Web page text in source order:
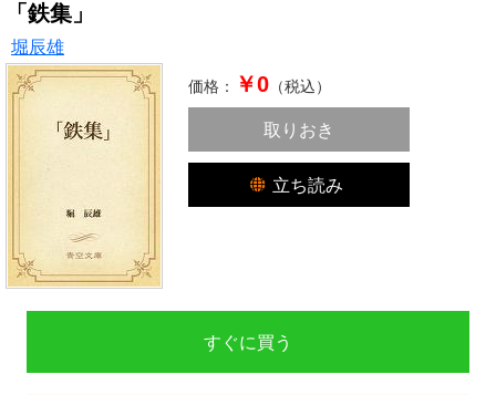
「鉄集」
堀辰雄
価格： ￥0 （税込）
取りおき
立ち読み
すぐに買う